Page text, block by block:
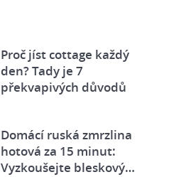
Proč jíst cottage každý
den? Tady je 7
překvapivých důvodů
Domácí ruská zmrzlina
hotová za 15 minut:
Vyzkoušejte bleskový…